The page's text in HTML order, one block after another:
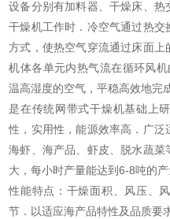
设备分别有加料器、干燥床、热
干燥机工作时．冷空气通过热
方式，使热空气穿流通过床面上
机体各单元内热气流在循环风
温高湿度的空气，平稳高效地完
是在传统网带式干燥机基础上
性，实用性，能源效率高．广泛
海虾、海产品、虾皮、脱水蔬
大，每小时产量能达到6-8吨的
性能特点：干燥面积、风压、
节．以适应海产品特性及品质要